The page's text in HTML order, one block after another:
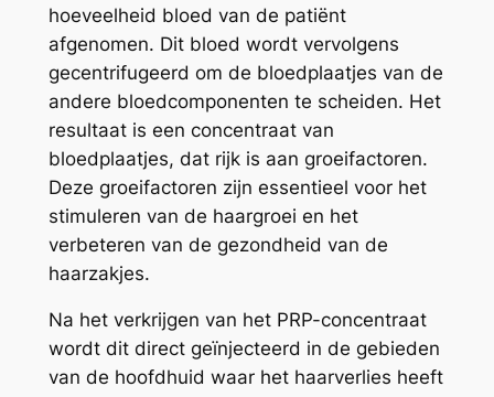
hoeveelheid bloed van de patiënt
afgenomen. Dit bloed wordt vervolgens
gecentrifugeerd om de bloedplaatjes van de
andere bloedcomponenten te scheiden. Het
resultaat is een concentraat van
bloedplaatjes, dat rijk is aan groeifactoren.
Deze groeifactoren zijn essentieel voor het
stimuleren van de haargroei en het
verbeteren van de gezondheid van de
haarzakjes.
Na het verkrijgen van het PRP-concentraat
wordt dit direct geïnjecteerd in de gebieden
van de hoofdhuid waar het haarverlies heeft